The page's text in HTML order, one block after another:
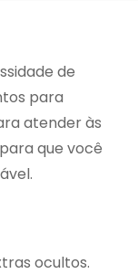
de
para
atender às
que você
ocultos.